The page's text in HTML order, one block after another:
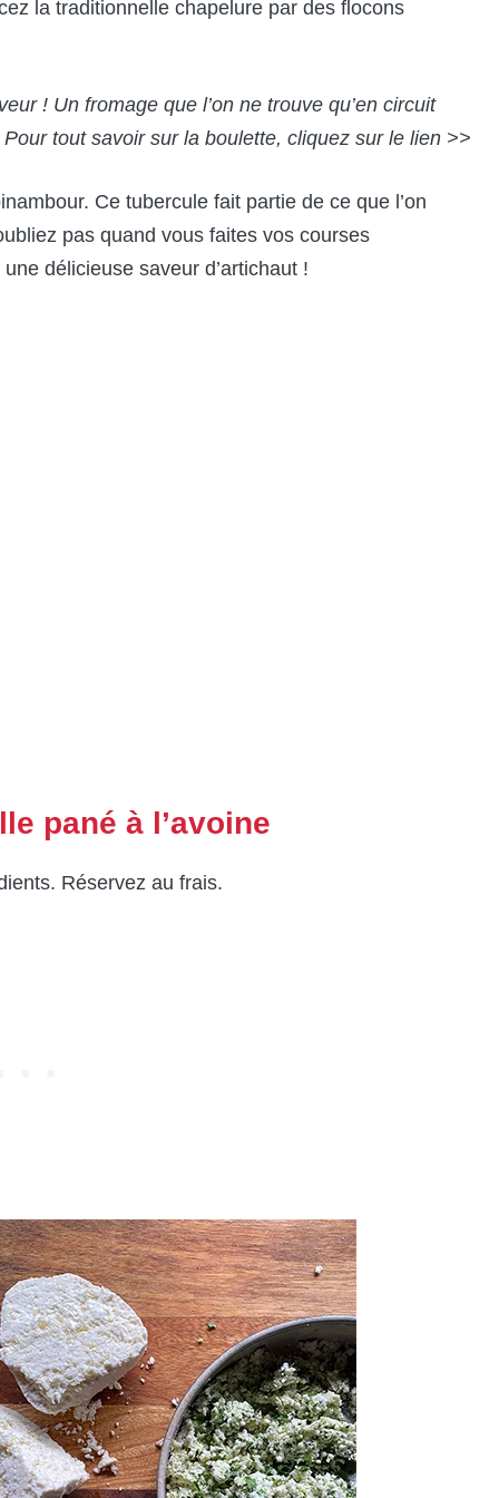
la traditionnelle chapelure par des flocons
! Un fromage que l’on ne trouve qu’en circuit
tout savoir sur la boulette, cliquez sur le lien >>
Ce tubercule fait partie de ce que l’on
pas quand vous faites vos courses
délicieuse saveur d’artichaut !
pané à l’avoine
Réservez au frais.